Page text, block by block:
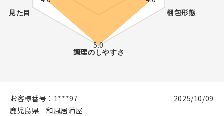
お客様番号： 1***97
鹿児島県
和風居酒屋
2025/10/09